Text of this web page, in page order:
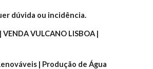
dúvida ou incidência.
VULCANO LISBOA |
| Produção de Água